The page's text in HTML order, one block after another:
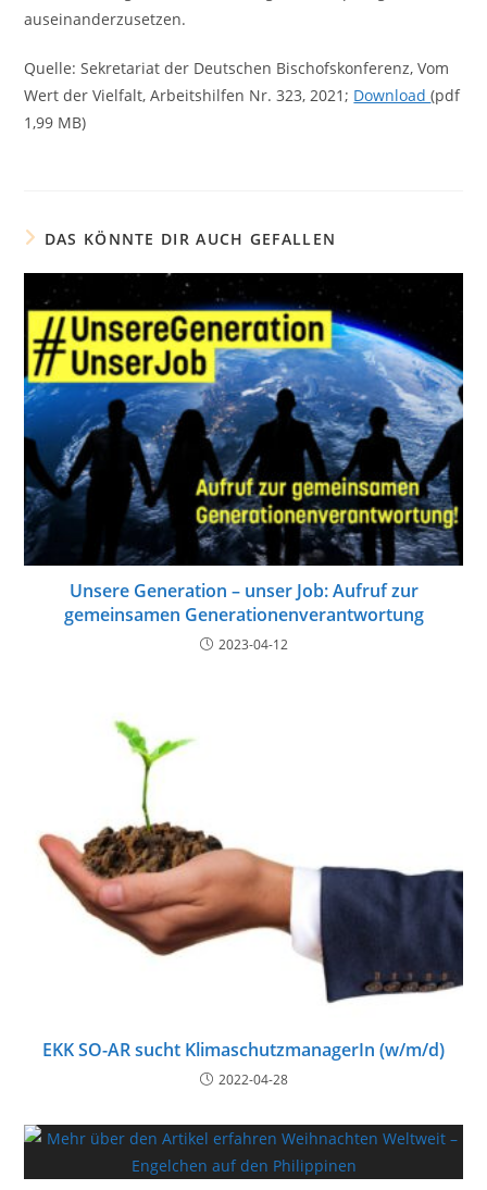
auseinanderzusetzen.
Quelle: Sekretariat der Deutschen Bischofskonferenz, Vom
Wert der Vielfalt, Arbeitshilfen Nr. 323, 2021; Download(pdf
1,99 MB)
DAS KÖNNTE DIR AUCH GEFALLEN
Unsere Generation – unser Job: Aufruf zur
gemeinsamen Generationenverantwortung
2023-04-12
EKK SO-AR sucht KlimaschutzmanagerIn (w/m/d)
2022-04-28